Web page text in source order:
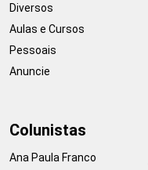
Diversos
Aulas e Cursos
Pessoais
Anuncie
Colunistas
Ana Paula Franco